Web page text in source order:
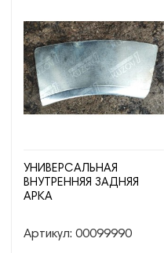
УНИВЕРСАЛЬНАЯ
ВНУТРЕННЯЯ ЗАДНЯЯ
АРКА
Артикул: 00099990